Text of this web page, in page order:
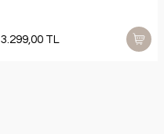
3.299,00 TL